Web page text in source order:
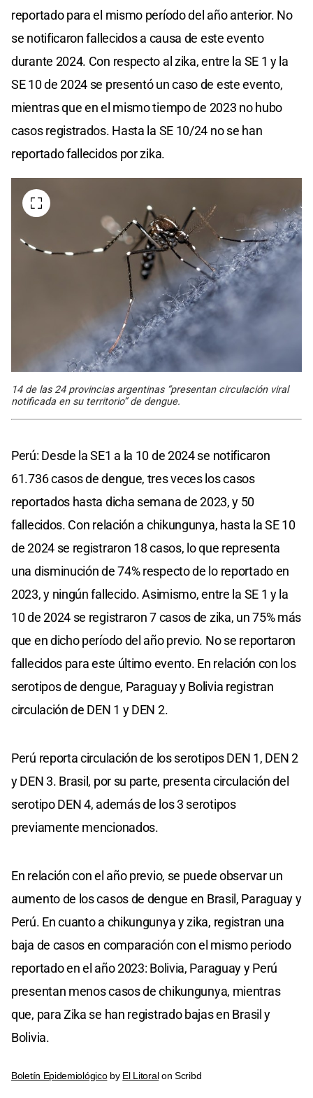
reportado para el mismo período del año anterior. No
se notificaron fallecidos a causa de este evento
durante 2024. Con respecto al zika, entre la SE 1 y la
SE 10 de 2024 se presentó un caso de este evento,
mientras que en el mismo tiempo de 2023 no hubo
casos registrados. Hasta la SE 10/24 no se han
reportado fallecidos por zika.
14 de las 24 provincias argentinas “presentan circulación viral
notificada en su territorio” de dengue.
Perú: Desde la SE1 a la 10 de 2024 se notificaron
61.736 casos de dengue, tres veces los casos
reportados hasta dicha semana de 2023, y 50
fallecidos. Con relación a chikungunya, hasta la SE 10
de 2024 se registraron 18 casos, lo que representa
una disminución de 74% respecto de lo reportado en
2023, y ningún fallecido. Asimismo, entre la SE 1 y la
10 de 2024 se registraron 7 casos de zika, un 75% más
que en dicho período del año previo. No se reportaron
fallecidos para este último evento. En relación con los
serotipos de dengue, Paraguay y Bolivia registran
circulación de DEN 1 y DEN 2.
Perú reporta circulación de los serotipos DEN 1, DEN 2
y DEN 3. Brasil, por su parte, presenta circulación del
serotipo DEN 4, además de los 3 serotipos
previamente mencionados.
En relación con el año previo, se puede observar un
aumento de los casos de dengue en Brasil, Paraguay y
Perú. En cuanto a chikungunya y zika, registran una
baja de casos en comparación con el mismo periodo
reportado en el año 2023: Bolivia, Paraguay y Perú
presentan menos casos de chikungunya, mientras
que, para Zika se han registrado bajas en Brasil y
Bolivia.
Boletín Epidemiológicoby El Litoralon Scribd